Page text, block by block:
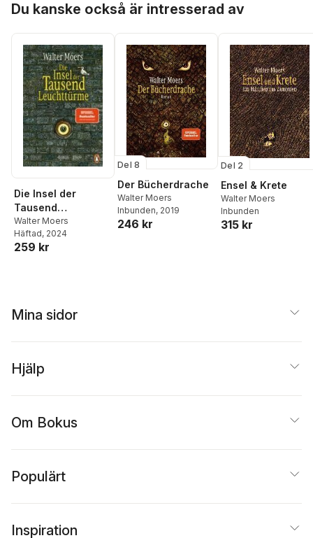
Du kanske också är intresserad av
Die Insel der
Tausend
Leuchttürme
Walter Moers
Häftad, 2024
259 kr
Del 8
Der Bücherdrache
Walter Moers
Inbunden, 2019
246 kr
Del 2
Ensel & Krete
Walter Moers
Inbunden
315 kr
Mina sidor
Hjälp
Om Bokus
Populärt
Inspiration